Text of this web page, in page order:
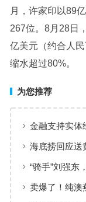
月，许家印以89
267位。8月28日
亿美元（约合人
缩水超过80%。
为您推荐
金融支持实体
海底捞回应送
饰价值较低
“骑手”刘强东
亿大佬”的服务
卖爆了！纯澳